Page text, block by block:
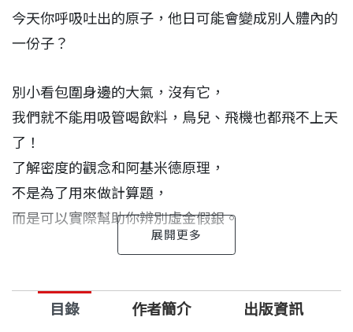
今天你呼吸吐出的原子，他日可能會變成別人體內的
一份子？
別小看包圍身邊的大氣，沒有它，
我們就不能用吸管喝飲料，鳥兒、飛機也都飛不上天
了！
了解密度的觀念和阿基米德原理，
不是為了用來做計算題，
而是可以實際幫助你辨別虛金假銀。
如果熱不是一種物質，那它是什麼？又要如何傳遞？
熱脹冷縮其實並非不變的鐵律，誰是例外？
目錄 作者簡介 出版資訊